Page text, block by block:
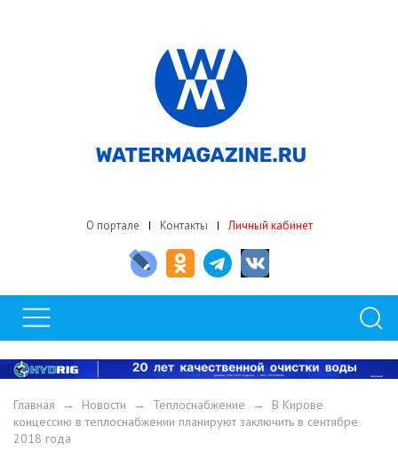
О портале Контакты Личный кабинет
Главная → Новости → Теплоснабжение → В Кирове
концессию в теплоснабжении планируют заключить в сентябре
2018 года